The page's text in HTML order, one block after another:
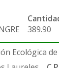
389.90
Ecológica de